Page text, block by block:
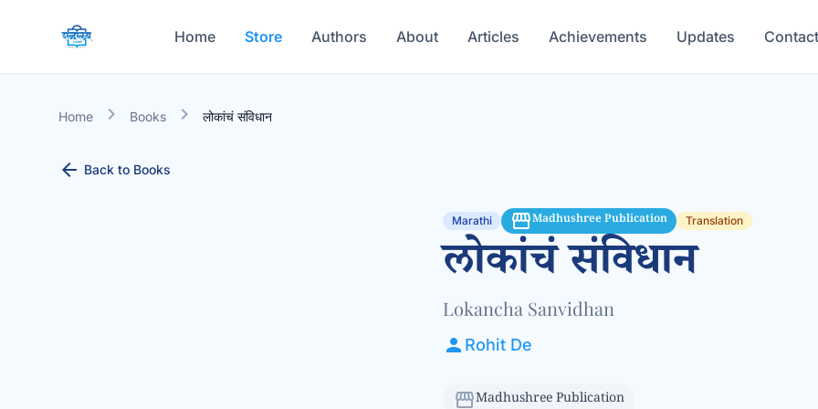
Home Store Authors About Articles Achievements Updates Contact
Home chevron_right Books chevron_right लोकांचं संविधान
arrow_back Back to Books
Marathi storefrontMadhushree Publication Translation
लोकांचं संविधान
Lokancha Sanvidhan
person Rohit De
storefrontMadhushree Publication